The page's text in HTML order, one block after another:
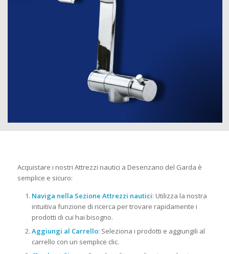
Acquistare i nostri Attrezzi nautici a Desenzano del Garda è
semplice e sicuro:
Naviga nella Sezione Attrezzi nautici: Utilizza la nostra
intuitiva funzione di ricerca per trovare rapidamente i
prodotti di cui hai bisogno.
Aggiungi al Carrello: Seleziona i prodotti e aggiungili al
carrello con un semplice clic.